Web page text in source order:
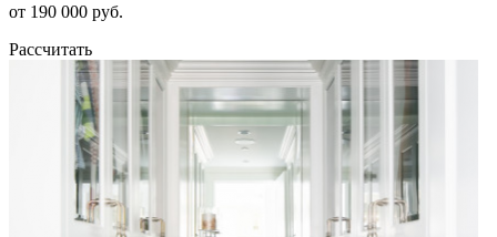
от 190 000 руб.
Рассчитать